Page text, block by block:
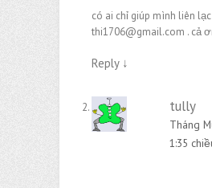
có ai chỉ giúp mình liên
thi1706@gmail.com . cả
Reply ↓
tully
Tháng
1:35